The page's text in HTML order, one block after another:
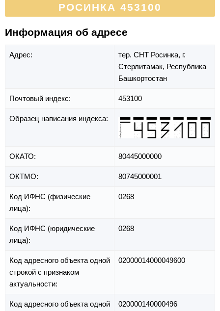
РОСИНКА 453100
Информация об адресе
Адрес: тер. СНТ Росинка, г.
Стерлитамак, Республика
Башкортостан
Почтовый индекс: 453100
Образец написания индекса:
ОКАТО: 80445000000
ОКТМО: 80745000001
Код ИФНС (физические
лица):
0268
Код ИФНС (юридические
лица):
0268
Код адресного объекта одной
строкой с признаком
актуальности:
02000014000049600
Код адресного объекта одной
020000140000496